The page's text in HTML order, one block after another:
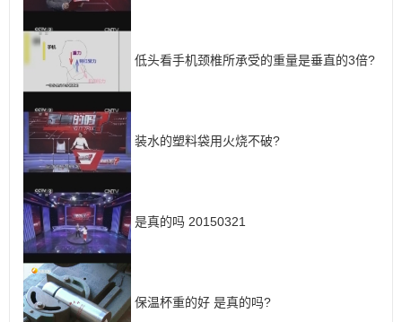
低头看手机颈椎所承受的重量是垂直的3倍?
装水的塑料袋用火烧不破?
是真的吗 20150321
保温杯重的好 是真的吗?